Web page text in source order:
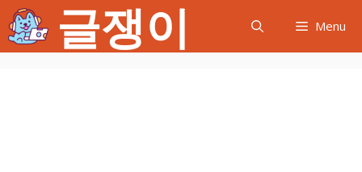
텐
츠
글쟁이 Menu